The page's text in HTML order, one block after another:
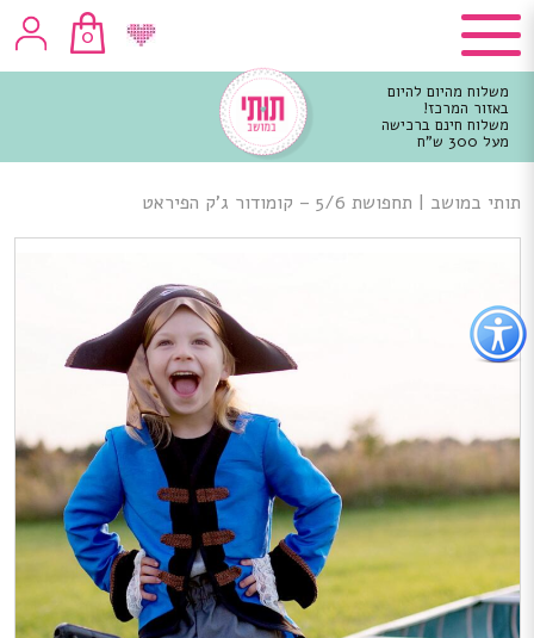
כפתור
לפתיחת
תפריט
נגישות
0
משלוח מהיום להיום
באזור המרכז!
משלוח חינם ברכישה
מעל 300 ש"ח
מרכזי
תותי במושב | תחפושת 5/6 – קומודור ג’ק הפיראט